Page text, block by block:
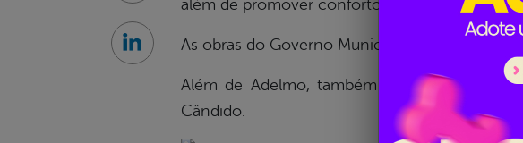
além de promover conforto para os moradores.
As obras do Governo Municipal não param. É
Além de Adelmo, também participaram da
Cândido.
Linkedin